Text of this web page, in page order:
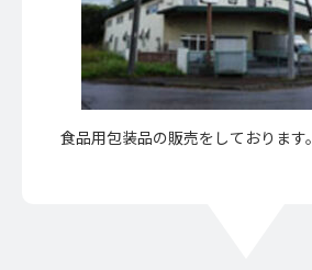
食品用包装品の販売をしております。